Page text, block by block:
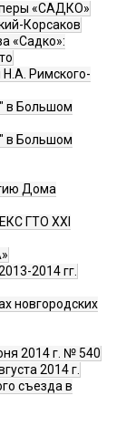
«САДКО»
Корсаков
«Садко»:
Н.А. Римского-
в Большом
в Большом
Дома
ГТО XXI
2014 гг.
новгородских
2014 г. № 540
2014 г.
съезда в